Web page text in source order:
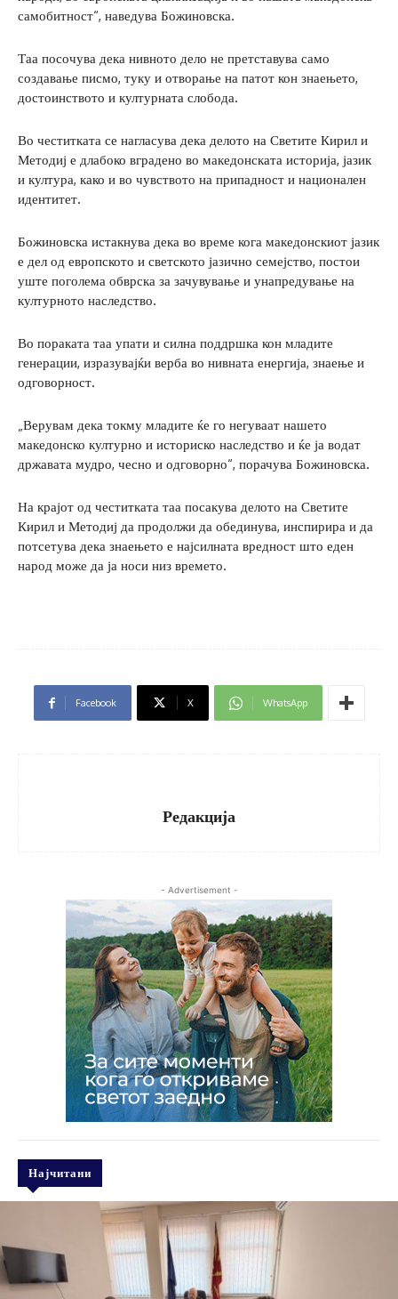
самобитност“, наведува Божиновска.
Таа посочува дека нивното дело не претставува само
создавање писмо, туку и отворање на патот кон знаењето,
достоинството и културната слобода.
Во честитката се нагласува дека делото на Светите Кирил и
Методиј е длабоко вградено во македонската историја, јазик
и култура, како и во чувството на припадност и национален
идентитет.
Божиновска истакнува дека во време кога македонскиот јазик
е дел од европското и светското јазично семејство, постои
уште поголема обврска за зачувување и унапредување на
културното наследство.
Во пораката таа упати и силна поддршка кон младите
генерации, изразувајќи верба во нивната енергија, знаење и
одговорност.
„Верувам дека токму младите ќе го негуваат нашето
македонско културно и историско наследство и ќе ја водат
државата мудро, чесно и одговорно“, порачува Божиновска.
На крајот од честитката таа посакува делото на Светите
Кирил и Методиј да продолжи да обединува, инспирира и да
потсетува дека знаењето е најсилната вредност што еден
народ може да ја носи низ времето.
Facebook X WhatsApp
Редакција
- Advertisement -
Најчитани